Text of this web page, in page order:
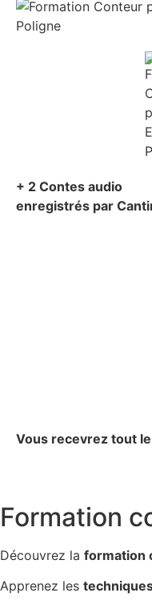
+ 2 Contes audio
enregistrés par
Vous recevrez tout
Formation
Découvrez la formation
Apprenez les